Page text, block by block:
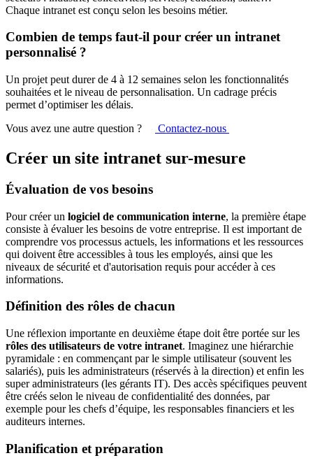
Chaque intranet est conçu selon les besoins métier.
Combien de temps faut-il pour créer un intranet
personnalisé ?
Un projet peut durer de 4 à 12 semaines selon les fonctionnalités
souhaitées et le niveau de personnalisation. Un cadrage précis
permet d’optimiser les délais.
Vous avez une autre question ?
Contactez-nous
Créer un site intranet sur-mesure
Évaluation de vos besoins
Pour créer un logiciel de communication interne, la première étape
consiste à évaluer les besoins de votre entreprise. Il est important de
comprendre vos processus actuels, les informations et les ressources
qui doivent être accessibles à tous les employés, ainsi que les
niveaux de sécurité et d'autorisation requis pour accéder à ces
informations.
Définition des rôles de chacun
Une réflexion importante en deuxième étape doit être portée sur les
rôles des utilisateurs de votre intranet. Imaginez une hiérarchie
pyramidale : en commençant par le simple utilisateur (souvent les
salariés), puis les administrateurs (réservés à la direction) et enfin les
super administrateurs (les gérants IT). Des accès spécifiques peuvent
être créés selon le niveau de confidentialité des données, par
exemple pour les chefs d’équipe, les responsables financiers et les
auditeurs internes.
Planification et préparation